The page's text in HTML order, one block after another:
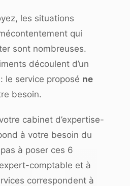
les situations
qui
sont nombreuses.
découlent d’un
: le service proposé ne
besoin.
cabinet d’expertise-
à votre besoin du
à poser ces 6
comptable et à
correspondent à